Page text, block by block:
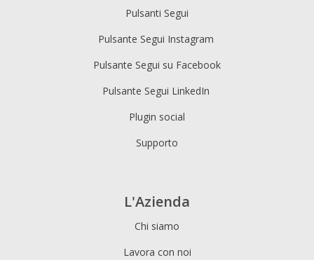
Pulsanti Segui
Pulsante Segui Instagram
Pulsante Segui su Facebook
Pulsante Segui LinkedIn
Plugin social
Supporto
L'Azienda
Chi siamo
Lavora con noi